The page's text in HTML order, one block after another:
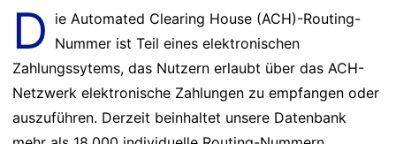
D ie Automated Clearing House (ACH)-Routing-
Nummer ist Teil eines elektronischen
Zahlungssytems, das Nutzern erlaubt über das ACH-
Netzwerk elektronische Zahlungen zu empfangen oder
auszuführen. Derzeit beinhaltet unsere Datenbank